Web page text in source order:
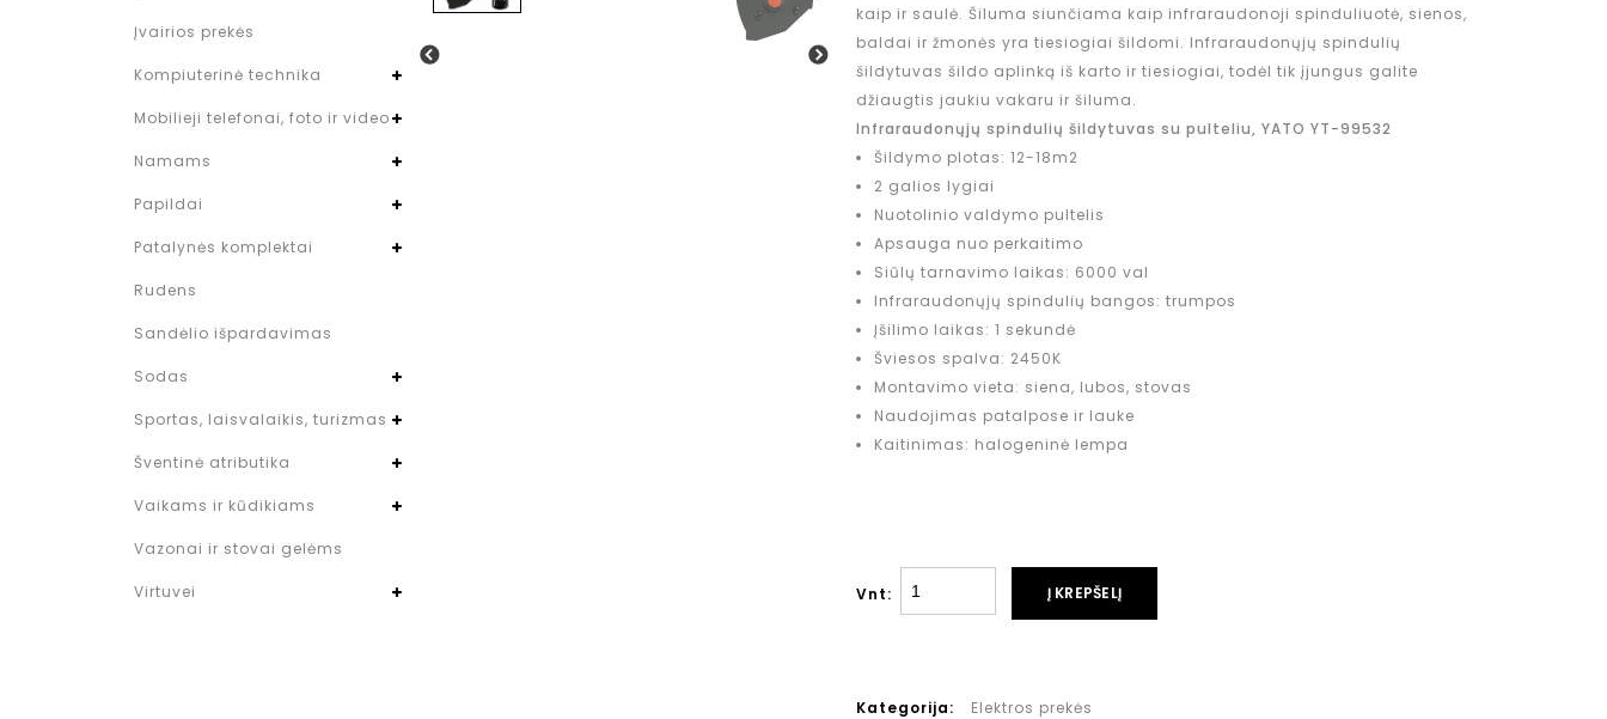
kaip ir saulė. Šiluma siunčiama kaip infraraudonoji spinduliuotė, sienos,
baldai ir žmonės yra tiesiogiai šildomi. Infraraudonųjų spindulių
šildytuvas šildo aplinką iš karto ir tiesiogiai, todėl tik įjungus galite
džiaugtis jaukiu vakaru ir šiluma.
Infraraudonųjų spindulių šildytuvas su pulteliu, YATO YT-99532
Šildymo plotas: 12-18m2
2 galios lygiai
Nuotolinio valdymo pultelis
Apsauga nuo perkaitimo
Siūlų tarnavimo laikas: 6000 val
Infraraudonųjų spindulių bangos: trumpos
Įšilimo laikas: 1 sekundė
Šviesos spalva: 2450K
Montavimo vieta: siena, lubos, stovas
Naudojimas patalpose ir lauke
Kaitinimas: halogeninė lempa
Vnt: Į KREPŠELĮ
Kategorija: Elektros prekės
Įvairios prekės
Kompiuterinė technika
Mobilieji telefonai, foto ir video
Namams
Papildai
Patalynės komplektai
Rudens
Sandėlio išpardavimas
Sodas
Sportas, laisvalaikis, turizmas
Šventinė atributika
Vaikams ir kūdikiams
Vazonai ir stovai gelėms
Virtuvei